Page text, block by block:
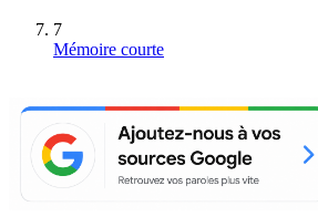
7
Mémoire courte